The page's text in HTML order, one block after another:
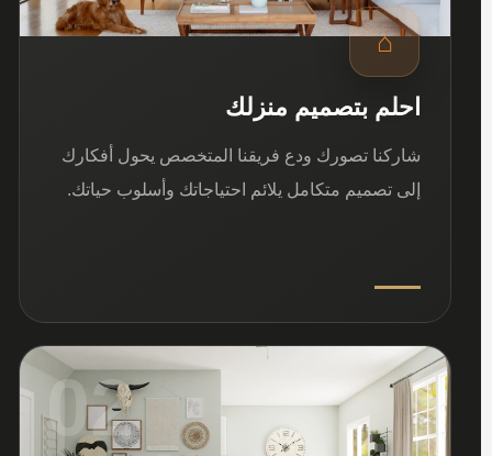
⌂
احلم بتصميم منزلك
شاركنا تصورك ودع فريقنا المتخصص يحول أفكارك
إلى تصميم متكامل يلائم احتياجاتك وأسلوب حياتك.
02